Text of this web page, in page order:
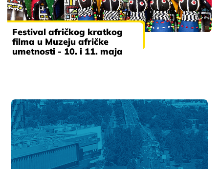
Festival afričkog kratkog
filma u Muzeju afričke
umetnosti - 10. i 11. maja